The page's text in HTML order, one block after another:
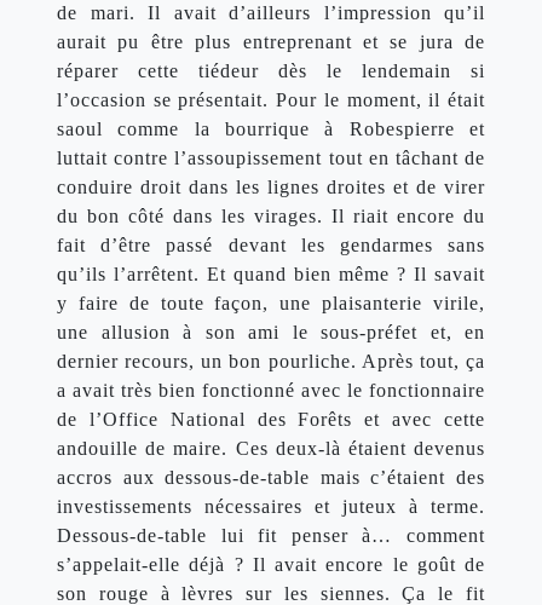
de mari. Il avait d’ailleurs l’impression qu’il
aurait pu être plus entreprenant et se jura de
réparer cette tiédeur dès le lendemain si
l’occasion se présentait. Pour le moment, il était
saoul comme la bourrique à Robespierre et
luttait contre l’assoupissement tout en tâchant de
conduire droit dans les lignes droites et de virer
du bon côté dans les virages. Il riait encore du
fait d’être passé devant les gendarmes sans
qu’ils l’arrêtent. Et quand bien même ? Il savait
y faire de toute façon, une plaisanterie virile,
une allusion à son ami le sous-préfet et, en
dernier recours, un bon pourliche. Après tout, ça
a avait très bien fonctionné avec le fonctionnaire
de l’Office National des Forêts et avec cette
andouille de maire. Ces deux-là étaient devenus
accros aux dessous-de-table mais c’étaient des
investissements nécessaires et juteux à terme.
Dessous-de-table lui fit penser à… comment
s’appelait-elle déjà ? Il avait encore le goût de
son rouge à lèvres sur les siennes. Ça le fit